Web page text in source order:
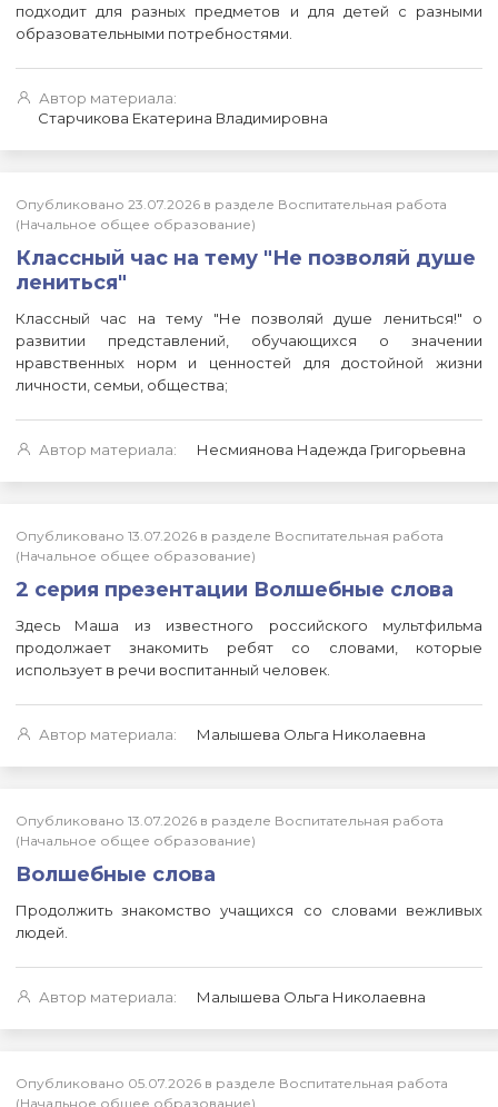
подходит для разных предметов и для детей с разными
образовательными потребностями.
Автор материала:
Старчикова Екатерина Владимировна
Опубликовано 23.07.2026 в разделе Воспитательная работа
(Начальное общее образование)
Классный час на тему "Не позволяй душе
лениться"
Классный час на тему "Не позволяй душе лениться!" о
развитии представлений, обучающихся о значении
нравственных норм и ценностей для достойной жизни
личности, семьи, общества;
Автор материала: Несмиянова Надежда Григорьевна
Опубликовано 13.07.2026 в разделе Воспитательная работа
(Начальное общее образование)
2 серия презентации Волшебные слова
Здесь Маша из известного российского мультфильма
продолжает знакомить ребят со словами, которые
использует в речи воспитанный человек.
Автор материала: Малышева Ольга Николаевна
Опубликовано 13.07.2026 в разделе Воспитательная работа
(Начальное общее образование)
Волшебные слова
Продолжить знакомство учащихся со словами вежливых
людей.
Автор материала: Малышева Ольга Николаевна
Опубликовано 05.07.2026 в разделе Воспитательная работа
(Начальное общее образование)